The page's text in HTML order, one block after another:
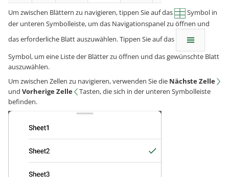
Um zwischen Blättern zu navigieren, tippen Sie auf das
Symbol in
der unteren Symbolleiste, um das Navigationspanel zu öffnen und
das erforderliche Blatt auszuwählen. Tippen Sie auf das
Symbol, um eine Liste der Blätter zu öffnen und das gewünschte Blatt
auszuwählen.
Um zwischen Zellen zu navigieren, verwenden Sie die Nächste Zelle
und Vorherige Zelle
Tasten, die sich in der unteren Symbolleiste
befinden.